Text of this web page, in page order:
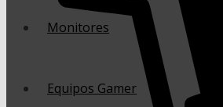
Monitores
Equipos Gamer